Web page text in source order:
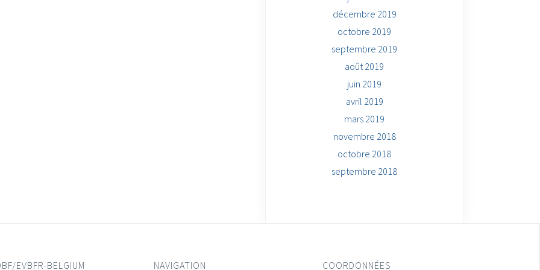
décembre 2019
octobre 2019
septembre 2019
août 2019
juin 2019
avril 2019
mars 2019
novembre 2018
octobre 2018
septembre 2018
EVBFR-BELGIUM NAVIGATION COORDONNÉES